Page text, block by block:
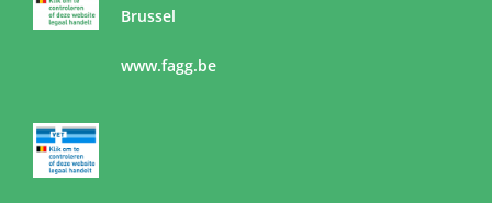
Brussel
www.fagg.be